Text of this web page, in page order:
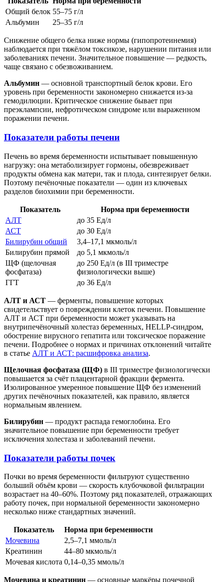
Общий белок 55–75 г/л
Альбумин
25–35 г/л
Снижение общего белка ниже нормы (гипопротеинемия)
наблюдается при тяжёлом токсикозе, нарушении питания или
заболеваниях печени. Значительное повышение — редкость,
чаще связано с обезвоживанием.
Альбумин — основной транспортный белок крови. Его
уровень при беременности закономерно снижается из-за
гемодилюции. Критическое снижение бывает при
преэклампсии, нефротическом синдроме или выраженном
поражении печени.
Показатели работы печени
Печень во время беременности испытывает повышенную
нагрузку: она метаболизирует гормоны, обезвреживает
продукты обмена как матери, так и плода, синтезирует белки.
Поэтому печёночные показатели — один из ключевых
разделов биохимии при беременности.
Показатель
Норма при беременности
АЛТ
до 35 Ед/л
АСТ
до 30 Ед/л
Билирубин общий
3,4–17,1 мкмоль/л
Билирубин прямой
до 5,1 мкмоль/л
ЩФ (щелочная
фосфатаза)
до 250 Ед/л (в III триместре
физиологически выше)
ГГТ
до 36 Ед/л
АЛТ и АСТ — ферменты, повышение которых
свидетельствует о повреждении клеток печени. Повышение
АЛТ и АСТ при беременности может указывать на
внутрипечёночный холестаз беременных, HELLP-синдром,
обострение вирусного гепатита или токсическое поражение
печени. Подробнее о нормах и причинах отклонений читайте
в статье АЛТ и АСТ: расшифровка анализа.
Щелочная фосфатаза (ЩФ) в III триместре физиологически
повышается за счёт плацентарной фракции фермента.
Изолированное умеренное повышение ЩФ без изменений
других печёночных показателей, как правило, является
нормальным явлением.
Билирубин — продукт распада гемоглобина. Его
значительное повышение при беременности требует
исключения холестаза и заболеваний печени.
Показатели работы почек
Почки во время беременности фильтруют существенно
больший объём крови — скорость клубочковой фильтрации
возрастает на 40–60%. Поэтому ряд показателей, отражающих
работу почек, при нормальной беременности закономерно
несколько ниже стандартных значений.
Показатель
Норма при беременности
Мочевина
2,5–7,1 ммоль/л
Креатинин
44–80 мкмоль/л
Мочевая кислота 0,14–0,35 ммоль/л
Мочевина и креатинин — основные маркёры почечной